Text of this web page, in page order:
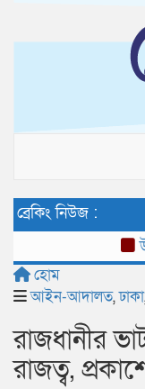
ব্রেকিং নিউজ :
হোম
আইন-আদালত,ঢাকা
রাজধানীর
রাজত্ব,